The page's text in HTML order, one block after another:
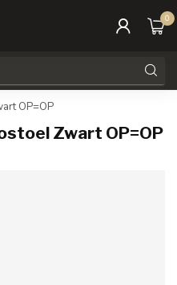
0
OP=OP
Zwart OP=OP